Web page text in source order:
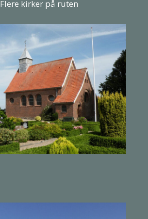
Flere kirker på ruten